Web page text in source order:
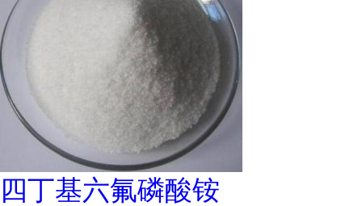
四丁基六氟磷酸铵